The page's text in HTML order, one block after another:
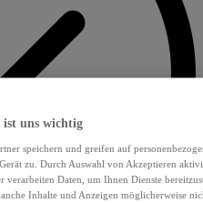
uns wichtig
speichern und greifen auf
zu. Durch Auswahl von Akzeptieren
verarbeiten Daten, um Ihnen Dienste
Inhalte und Anzeigen möglicherweise